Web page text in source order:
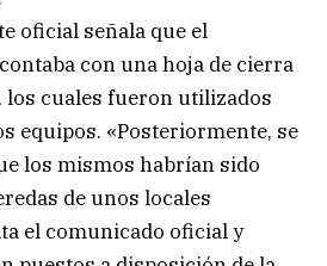
oficial señala que el
con una hoja de cierra
cuales fueron utilizados
equipos. «Posteriormente, se
los mismos habrían sido
de unos locales
el comunicado oficial y